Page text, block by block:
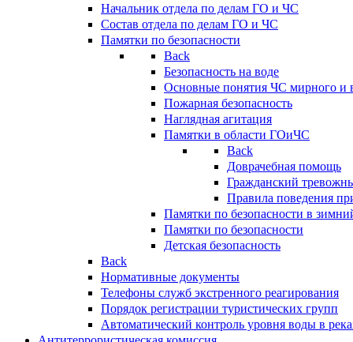
Начальник отдела по делам ГО и ЧС
Состав отдела по делам ГО и ЧС
Памятки по безопасности
Back
Безопасность на воде
Основные понятия ЧС мирного и
Пожарная безопасность
Наглядная агитация
Памятки в области ГОиЧС
Back
Доврачебная помощь
Гражданский
Правила поведения
Памятки по безопасности в
Памятки по безопасности
Детская безопасность
Back
Нормативные документы
Телефоны служб экстренного реагирования
Порядок регистрации туристических групп
Автоматический контроль уровня воды в